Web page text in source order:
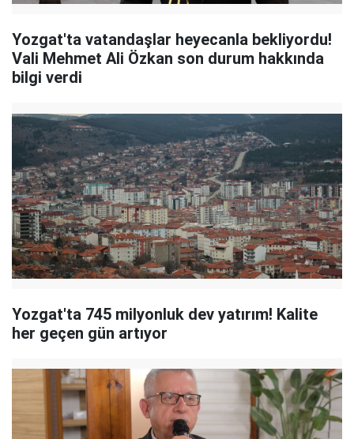
Yozgat'ta vatandaşlar heyecanla bekliyordu!
Vali Mehmet Ali Özkan son durum hakkında
bilgi verdi
Yozgat'ta 745 milyonluk dev yatırım! Kalite
her geçen gün artıyor